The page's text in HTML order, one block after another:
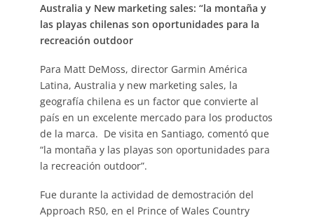
Australia y New marketing sales: “la montaña y
las playas chilenas son oportunidades para la
recreación outdoor
Para Matt DeMoss, director Garmin América
Latina, Australia y new marketing sales, la
geografía chilena es un factor que convierte al
país en un excelente mercado para los productos
de la marca. De visita en Santiago, comentó que
“la montaña y las playas son oportunidades para
la recreación outdoor”.
Fue durante la actividad de demostración del
Approach R50, en el Prince of Wales Country